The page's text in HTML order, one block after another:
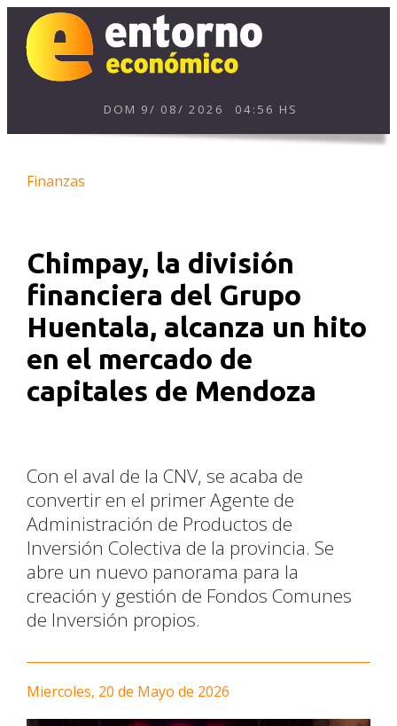
DOM 9/ 08/ 2026 04:56 HS
Finanzas
Chimpay, la división
financiera del Grupo
Huentala, alcanza un hito
en el mercado de
capitales de Mendoza
Con el aval de la CNV, se acaba de
convertir en el primer Agente de
Administración de Productos de
Inversión Colectiva de la provincia. Se
abre un nuevo panorama para la
creación y gestión de Fondos Comunes
de Inversión propios.
Miercoles, 20 de Mayo de 2026